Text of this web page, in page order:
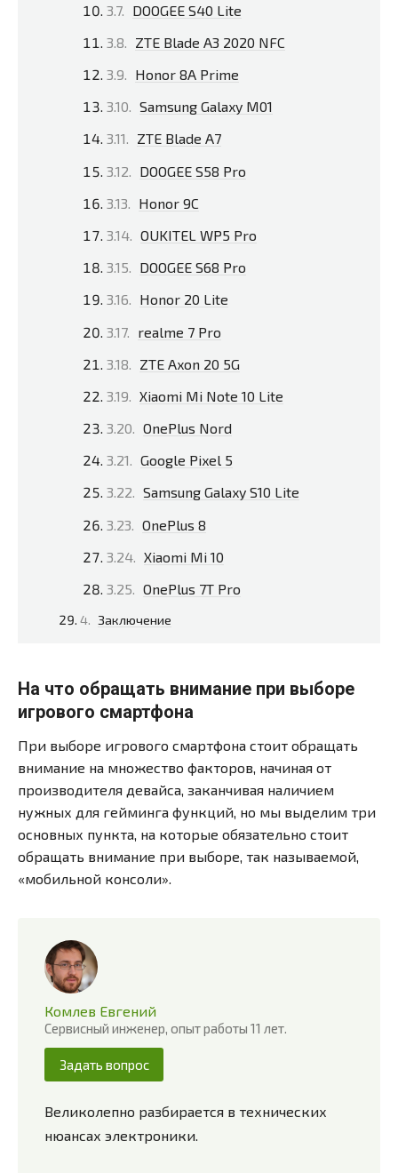
DOOGEE S40 Lite
ZTE Blade A3 2020 NFC
Honor 8A Prime
Samsung Galaxy M01
ZTE Blade A7
DOOGEE S58 Pro
Honor 9C
OUKITEL WP5 Pro
DOOGEE S68 Pro
Honor 20 Lite
realme 7 Pro
ZTE Axon 20 5G
Xiaomi Mi Note 10 Lite
OnePlus Nord
Google Pixel 5
Samsung Galaxy S10 Lite
OnePlus 8
Xiaomi Mi 10
OnePlus 7T Pro
Заключение
На что обращать внимание при выборе
игрового смартфона
При выборе игрового смартфона стоит обращать
внимание на множество факторов, начиная от
производителя девайса, заканчивая наличием
нужных для гейминга функций, но мы выделим три
основных пункта, на которые обязательно стоит
обращать внимание при выборе, так называемой,
«мобильной консоли».
Комлев Евгений
Сервисный инженер, опыт работы 11 лет.
Задать вопрос
Великолепно разбирается в технических
нюансах электроники.